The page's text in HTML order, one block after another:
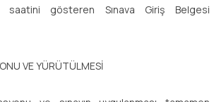
saatini gösteren Sınava Giriş Belgesi
VE YÜRÜTÜLMESİ